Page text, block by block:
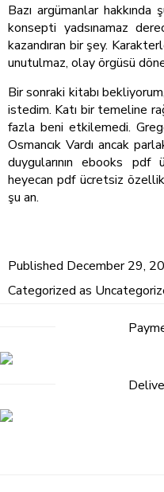
Bazı argümanlar
konsepti yadsınamaz
kazandıran bir şey.
unutulmaz, olay örgüsü
Bir sonraki kitabı
istedim. Katı bir temeline
fazla beni etkilemedi.
Osmancık Vardı ancak
duygularının ebooks pdf
heyecan pdf ücretsiz
şu an.
Published December 29,
Categorized as